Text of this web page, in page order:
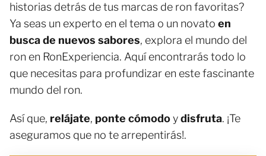
historias detrás de tus marcas de ron favoritas?
Ya seas un experto en el tema o un novato en
busca de nuevos sabores, explora el mundo del
ron en RonExperiencia. Aquí encontrarás todo lo
que necesitas para profundizar en este fascinante
mundo del ron.
Así que, relájate, ponte cómodoydisfruta. ¡Te
aseguramos que no te arrepentirás!.